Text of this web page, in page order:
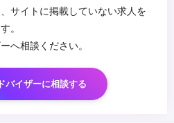
サイトに掲載していない求人を
。
へ相談ください。
バイザーに相談する